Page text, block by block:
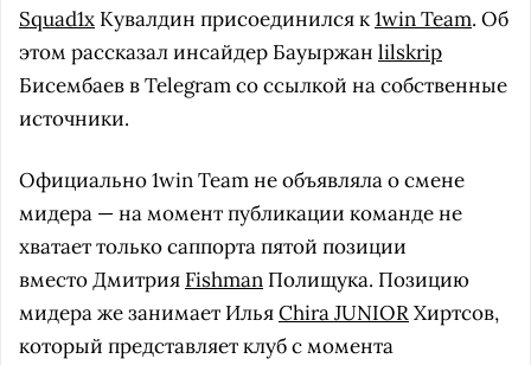
Squad1x Кувалдин присоединился к1win Team. Об
этом рассказал инсайдер Бауыржан lilskrip
Бисембаев в Telegram со ссылкой на собственные
источники.
Официально 1win Team не объявляла о смене
мидера — на момент публикации команде не
хватает только саппорта пятой позиции
вместо Дмитрия Fishman Полищука. Позицию
мидера же занимает ИльяChira JUNIORХиртсов,
который представляет клуб с момента